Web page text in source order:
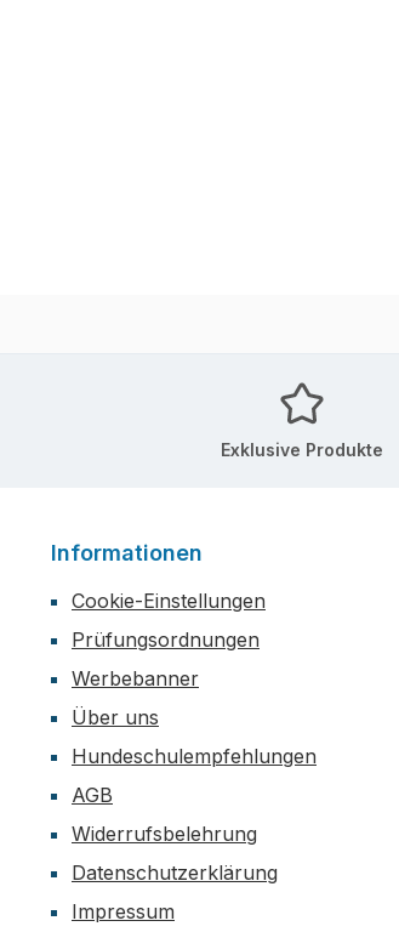
Exklusive Produkte
Informationen
Cookie-Einstellungen
Prüfungsordnungen
Werbebanner
Über uns
Hundeschulempfehlungen
AGB
Widerrufsbelehrung
Datenschutzerklärung
Impressum